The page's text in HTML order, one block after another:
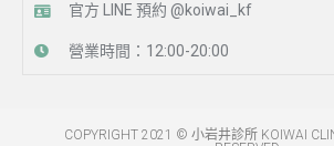
官方 LINE 預約 @koiwai_kf
營業時間：12:00-20:00
COPYRIGHT 2021 © 小岩井診所 KOIWAI